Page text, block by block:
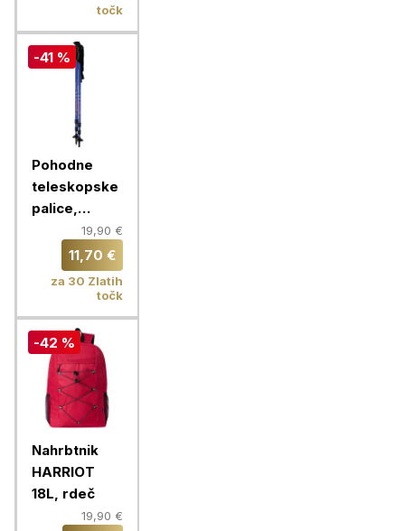
točk
-41 %
Pohodne
teleskopske
palice,
19,90 €
11,70 €
za 30 Zlatih
točk
-42 %
Nahrbtnik
HARRIOT
18L, rdeč
19,90 €